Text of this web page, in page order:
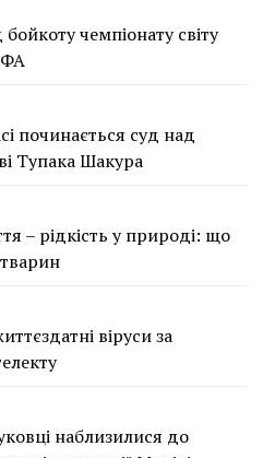
чемпіонату світу
починається суд над
Тупака Шакура
– рідкість у природі: що
віруси за
наблизилися до